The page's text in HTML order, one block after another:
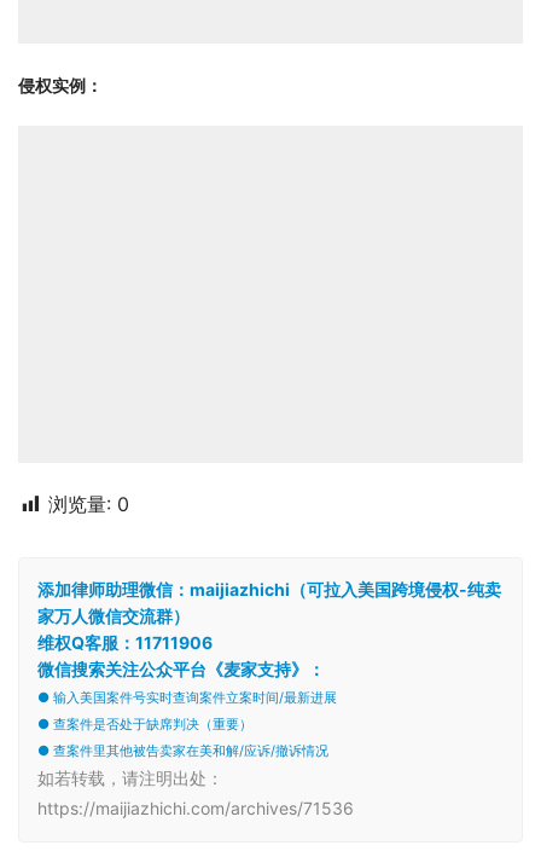
侵权实例：
浏览量: 0
添加律师助理微信：maijiazhichi（可拉入美国跨境侵权-纯卖
家万人微信交流群）
维权Q客服：11711906
微信搜索关注公众平台《麦家支持》：
● 输入美国案件号实时查询案件立案时间/最新进展
● 查案件是否处于缺席判决（重要）
● 查案件里其他被告卖家在美和解/应诉/撤诉情况
如若转载，请注明出处：
https://maijiazhichi.com/archives/71536